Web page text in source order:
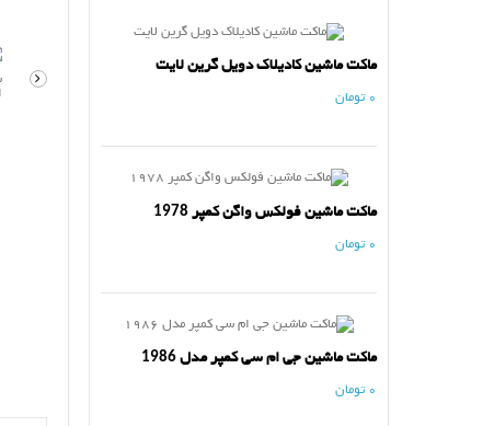
ماکت ماشین کادیلاک دویل گرین لایت
0 تومان
ماکت ماشین فولکس واگن کمپر 1978
0 تومان
ماکت ماشین جی ام سی کمپر مدل 1986
0 تومان